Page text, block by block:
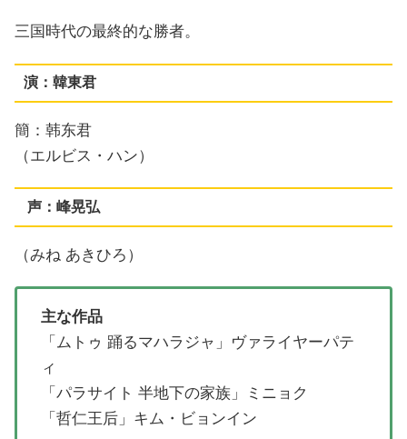
三国時代の最終的な勝者。
演：韓東君
簡：韩东君
（エルビス・ハン）
声：峰晃弘
（みね あきひろ）
主な作品
「ムトゥ 踊るマハラジャ」ヴァライヤーパテ
ィ
「パラサイト 半地下の家族」ミニョク
「哲仁王后」キム・ビョンイン